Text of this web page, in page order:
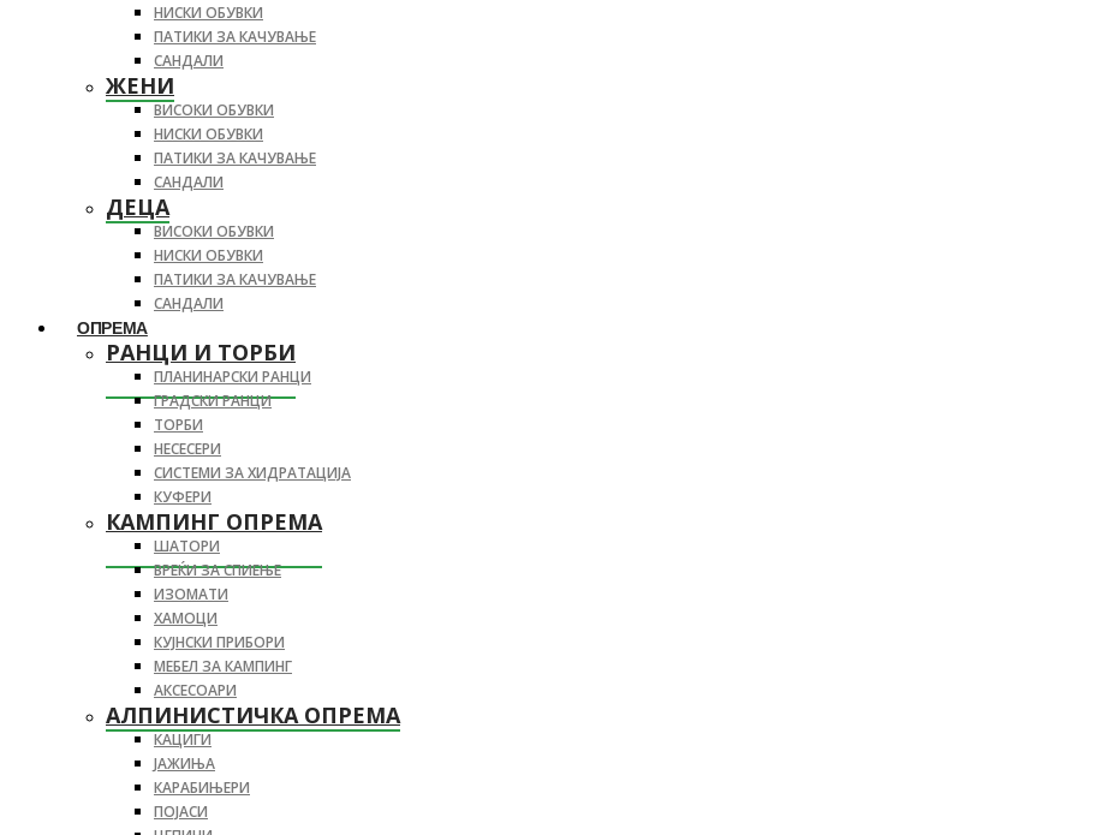
НИСКИ ОБУВКИ
ПАТИКИ ЗА КАЧУВАЊЕ
САНДАЛИ
ЖЕНИ
ВИСОКИ ОБУВКИ
НИСКИ ОБУВКИ
ПАТИКИ ЗА КАЧУВАЊЕ
САНДАЛИ
ДЕЦА
ВИСОКИ ОБУВКИ
НИСКИ ОБУВКИ
ПАТИКИ ЗА КАЧУВАЊЕ
САНДАЛИ
ОПРЕМА
РАНЦИ И ТОРБИ
ПЛАНИНАРСКИ РАНЦИ
ГРАДСКИ РАНЦИ
ТОРБИ
НЕСЕСЕРИ
СИСТЕМИ ЗА ХИДРАТАЦИЈА
КУФЕРИ
КАМПИНГ ОПРЕМА
ШАТОРИ
ВРЕЌИ ЗА СПИЕЊЕ
ИЗОМАТИ
ХАМОЦИ
КУЈНСКИ ПРИБОРИ
МЕБЕЛ ЗА КАМПИНГ
АКСЕСОАРИ
АЛПИНИСТИЧКА ОПРЕМА
КАЦИГИ
ЈАЖИЊА
КАРАБИЊЕРИ
ПОЈАСИ